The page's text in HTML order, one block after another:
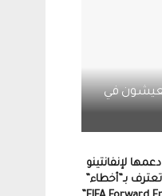
في
لإنفانتينو
بـ”أخطاء”